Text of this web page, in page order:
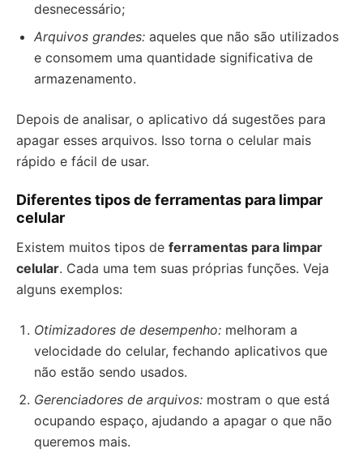
desnecessário;
Arquivos grandes: aqueles que não são utilizados
e consomem uma quantidade significativa de
armazenamento.
Depois de analisar, o aplicativo dá sugestões para
apagar esses arquivos. Isso torna o celular mais
rápido e fácil de usar.
Diferentes tipos de ferramentas para limpar
celular
Existem muitos tipos de ferramentas para limpar
celular. Cada uma tem suas próprias funções. Veja
alguns exemplos:
Otimizadores de desempenho: melhoram a
velocidade do celular, fechando aplicativos que
não estão sendo usados.
Gerenciadores de arquivos: mostram o que está
ocupando espaço, ajudando a apagar o que não
queremos mais.